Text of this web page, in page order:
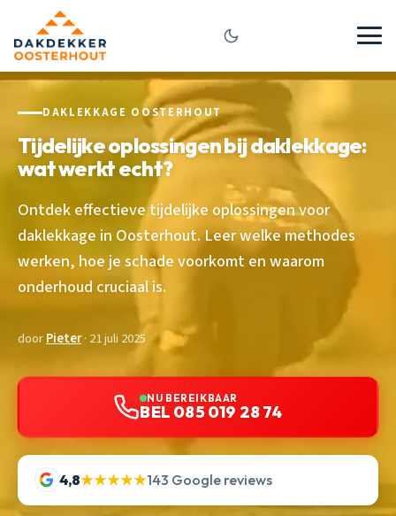
DAKLEKKAGE OOSTERHOUT
Tijdelijke oplossingen bij daklekkage:
wat werkt echt?
Ontdek effectieve tijdelijke oplossingen voor
daklekkage in Oosterhout. Leer welke methodes
werken, hoe je schade voorkomt en waarom
onderhoud cruciaal is.
doorPieter· 21 juli 2025
NU BEREIKBAAR
BEL 085 019 28 74
4,8★★★★★143 Google reviews